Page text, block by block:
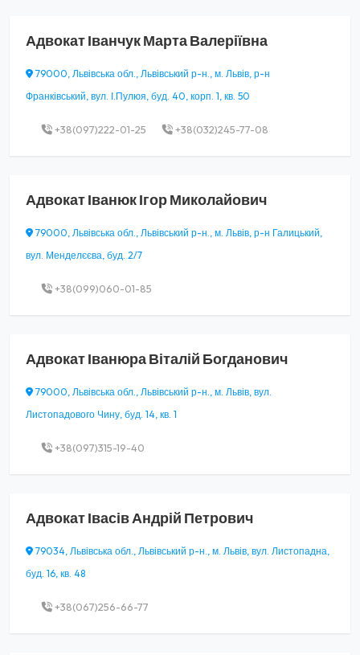
АдвокатІванчук Марта Валеріївна
79000, Львівська обл., Львівський р-н., м. Львів, р-н
Франківський, вул. І.Пулюя, буд. 40, корп. 1, кв. 50
+38(097)222-01-25 +38(032)245-77-08
АдвокатІванюк Ігор Миколайович
79000, Львівська обл., Львівський р-н., м. Львів, р-н Галицький,
вул. Менделєєва, буд. 2/7
+38(099)060-01-85
АдвокатІванюра Віталій Богданович
79000, Львівська обл., Львівський р-н., м. Львів, вул.
Листопадового Чину, буд. 14, кв. 1
+38(097)315-19-40
АдвокатІвасів Андрій Петрович
79034, Львівська обл., Львівський р-н., м. Львів, вул. Листопадна,
буд. 16, кв. 48
+38(067)256-66-77